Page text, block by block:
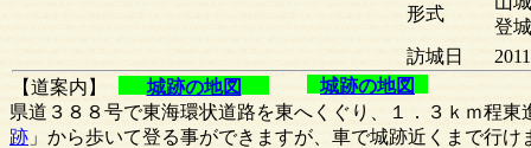
城跡の地図
城跡の地図
【道案内】
形式
登
訪城日
県道３８８号で東海環状道路を東へくぐり、１．３ｋｍ程東
跡 」から歩いて登る事ができますが、車で城跡近くまで行